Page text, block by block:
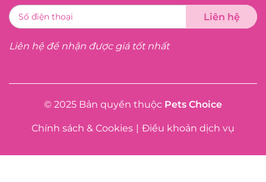
Liên hệ để nhận được giá tốt nhất
© 2025 Bản quyền thuộc Pets Choice
Chính sách & Cookies | Điều khoản dịch vụ